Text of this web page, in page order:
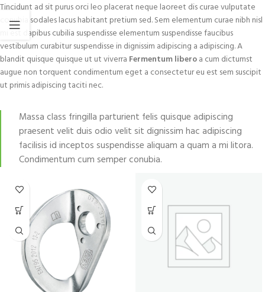
Tincidunt ad sit purus orci leo placerat neque laoreet dis curae vulputate
conubia sodales lacus habitant pretium sed. Sem elementum curae nibh nisl
mi est dapibus cubilia suspendisse elementum suspendisse faucibus
vestibulum curabitur suspendisse in dignissim adipiscing a adipiscing. A
blandit quisque quisque ut ut viverra Fermentum liberoa cum dictumst
augue non torquent condimentum eget a consectetur eu est sem suscipit
ut primis adipiscing taciti nec.
Massa class fringilla parturient felis quisque adipiscing
praesent velit duis odio velit sit dignissim hac adipiscing
facilisis id inceptos suspendisse aliquam a quam a mi litora.
Condimentum cum semper conubia.